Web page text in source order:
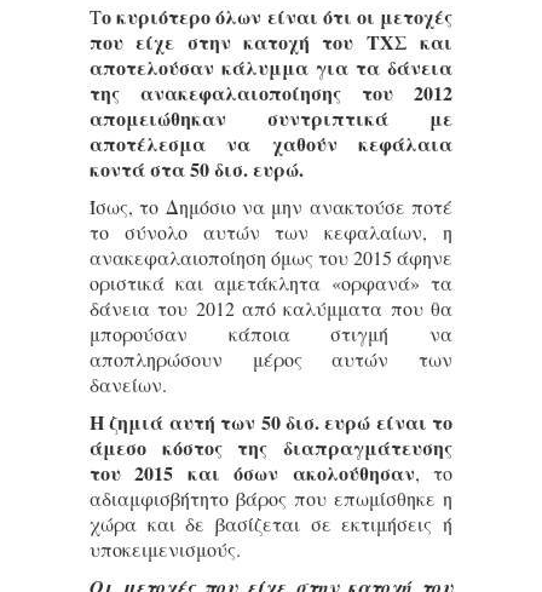
Το κυριότερο όλων είναι ότι οι μετοχές
που είχε στην κατοχή του ΤΧΣ και
αποτελούσαν κάλυμμα για τα δάνεια
της ανακεφαλαιοποίησης του 2012
απομειώθηκαν συντριπτικά με
αποτέλεσμα να χαθούν κεφάλαια
κοντά στα 50 δισ. ευρώ.
Ίσως, το Δημόσιο να μην ανακτούσε ποτέ
το σύνολο αυτών των κεφαλαίων, η
ανακεφαλαιοποίηση όμως του 2015 άφηνε
οριστικά και αμετάκλητα «ορφανά» τα
δάνεια του 2012 από καλύμματα που θα
μπορούσαν κάποια στιγμή να
αποπληρώσουν μέρος αυτών των
δανείων.
Η ζημιά αυτή των 50 δισ. ευρώ είναι το
άμεσο κόστος της διαπραγμάτευσης
του 2015 και όσων ακολούθησαν, το
αδιαμφισβήτητο βάρος που επωμίσθηκε η
χώρα και δε βασίζεται σε εκτιμήσεις ή
υποκειμενισμούς.
Oι μετοχές που είχε στην κατοχή του